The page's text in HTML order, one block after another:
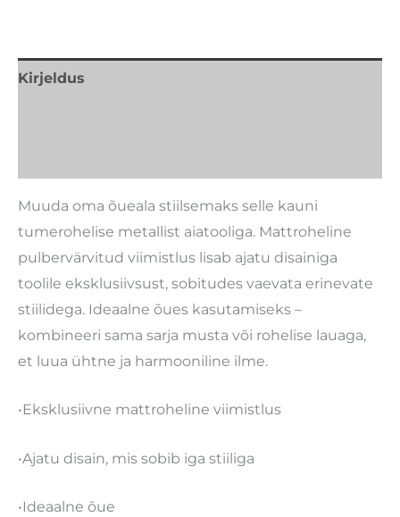
Kirjeldus
Muuda oma õueala stiilsemaks selle kauni
tumerohelise metallist aiatooliga. Mattroheline
pulbervärvitud viimistlus lisab ajatu disainiga
toolile eksklusiivsust, sobitudes vaevata erinevate
stiilidega. Ideaalne õues kasutamiseks –
kombineeri sama sarja musta või rohelise lauaga,
et luua ühtne ja harmooniline ilme.
•Eksklusiivne mattroheline viimistlus
•Ajatu disain, mis sobib iga stiiliga
•Ideaalne õue